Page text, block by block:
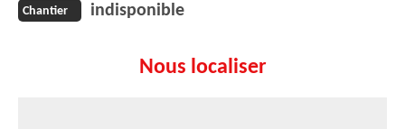
Chantier indisponible
Nous localiser